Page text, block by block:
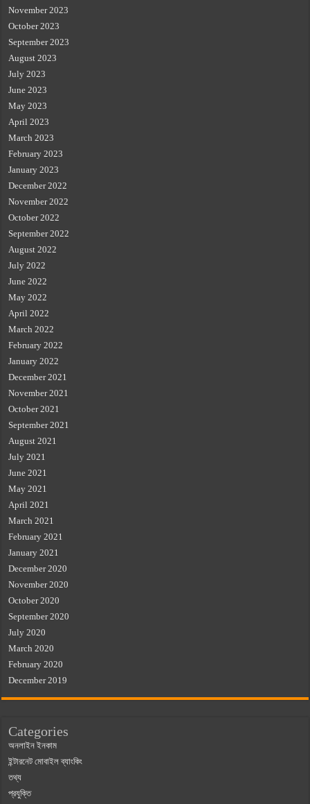
November 2023
October 2023
September 2023
August 2023
July 2023
June 2023
May 2023
April 2023
March 2023
February 2023
January 2023
December 2022
November 2022
October 2022
September 2022
August 2022
July 2022
June 2022
May 2022
April 2022
March 2022
February 2022
January 2022
December 2021
November 2021
October 2021
September 2021
August 2021
July 2021
June 2021
May 2021
April 2021
March 2021
February 2021
January 2021
December 2020
November 2020
October 2020
September 2020
July 2020
March 2020
February 2020
December 2019
Categories
অনলাইন ইনকাম
ইন্টারনেট মোবাইল ব্যাংকিং
তথ্য
প্রযুক্তি